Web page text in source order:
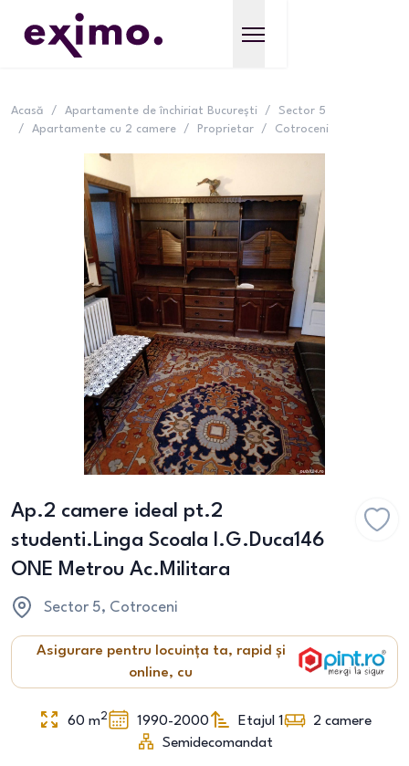
Acasă / Apartamente de închiriat București /
Sector 5
/
Apartamente cu 2 camere / Proprietar / Cotroceni
Ap.2 camere ideal pt.2
studenti.Linga Scoala I.G.Duca146
ONE Metrou Ac.Militara
Sector 5, Cotroceni
Asigurare pentru locuința ta, rapid și
online, cu
60 m2 1990-2000 Etajul 1 2 camere
Semidecomandat